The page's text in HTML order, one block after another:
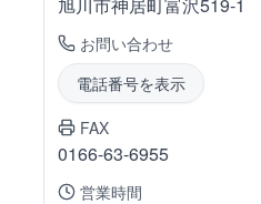
お問い合わせ
電話番号を表示
FAX
0166-63-6955
営業時間